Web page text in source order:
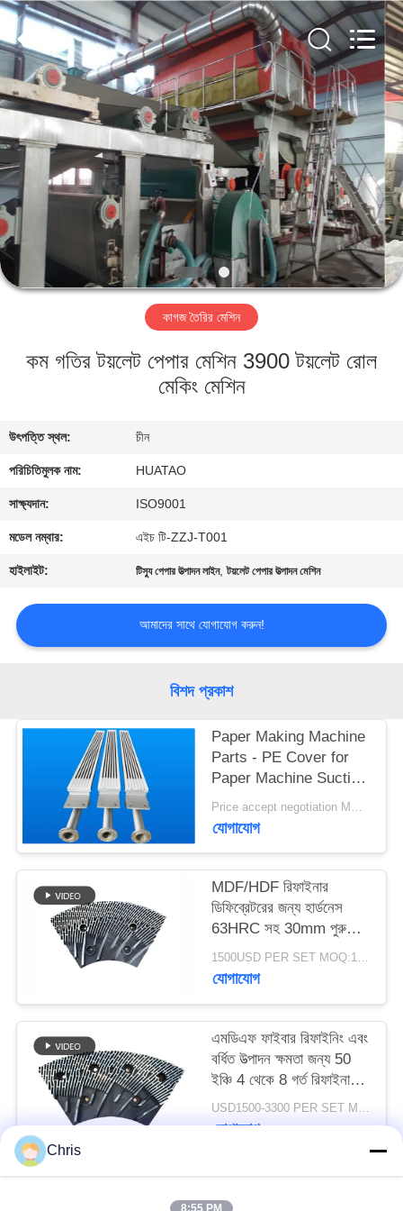
বাড়ি
পণ্য
আমাদের
সম্পর্কে
কারখানা
যোগাযোগ
করুন
খবর
উদ্ধৃতির
জন্য
PRIVACY
POLICY
2026
HUATAO
LOVER
LTD.
All
Rights
Reserved.
কাগজ তৈরির মেশিন
কম গতির টয়লেট পেপার মেশিন 3900 টয়লেট রোল
মেকিং মেশিন
উৎপত্তি স্থল: চীন
পরিচিতিমুলক নাম: HUATAO
সাক্ষ্যদান: ISO9001
মডেল নম্বার: এইচ টি-ZZJ-T001
হাইলাইট: টিস্যু পেপার উত্পাদন লাইন,টয়লেট পেপার উত্পাদন মেশিন
আমাদের সাথে যোগাযোগ করুন!
বিশদ প্রকাশ
Paper Making Machine
Parts - PE Cover for
Paper Machine Suction
Box
Price accept negotiation MOQ:1 বিন্যাস করুন
যোগাযোগ
MDF/HDF রিফাইনার
ডিফিব্রেটরের জন্য হার্ডনেস
63HRC সহ 30mm পুরু
রিফাইনার সেগমেন্ট
1500USD PER SET MOQ:1 সেট
যোগাযোগ
এমডিএফ ফাইবার রিফাইনিং এবং
বর্ধিত উত্পাদন ক্ষমতা জন্য 50
ইঞ্চি 4 থেকে 8 গর্ত রিফাইনার
স্ট্যাটর এবং রটার
USD1500-3300 PER SET MOQ:১টি সেট
যোগাযোগ
Chris
8:55 PM